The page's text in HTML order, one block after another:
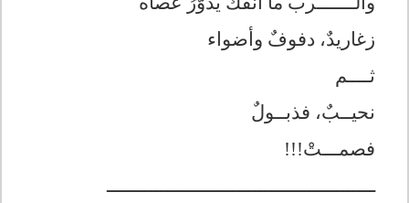
زغاريدٌ، دفوفٌ وأضواء
ثــــم
نحيــبٌ، فذبــولٌ
فصمـــتْ!!!
ـــــــــــــــــــــــــــــــــــــــــــــــــ